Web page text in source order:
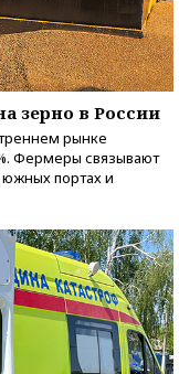
зерно в России
рынке
Фермеры связывают
портах и